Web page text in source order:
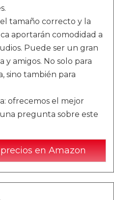
tamaño correcto y la
aportarán comodidad a
Puede ser un gran
y amigos. No solo para
sino también para
ofrecemos el mejor
pregunta sobre este
en Amazon